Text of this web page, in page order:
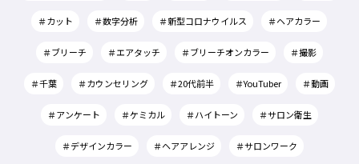
＃カット ＃数字分析 ＃新型コロナウイルス ＃ヘアカラー
＃ブリーチ ＃エアタッチ ＃ブリーチオンカラー ＃撮影
＃千葉 ＃カウンセリング ＃20代前半 ＃YouTuber ＃動画
＃アンケート ＃ケミカル ＃ハイトーン ＃サロン衛生
＃デザインカラー ＃ヘアアレンジ ＃サロンワーク